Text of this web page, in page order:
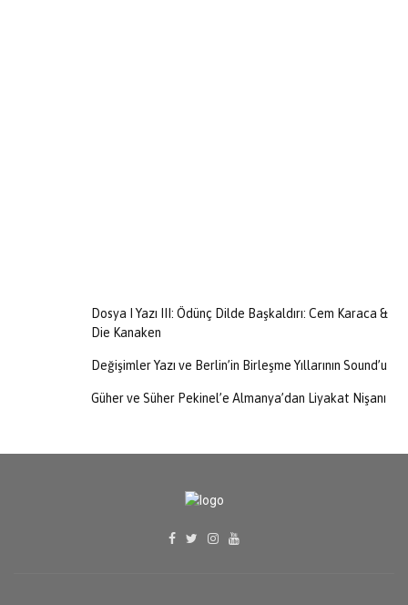
Dosya I Yazı III: Ödünç Dilde Başkaldırı: Cem Karaca &
Die Kanaken
Değişimler Yazı ve Berlin’in Birleşme Yıllarının Sound’u
Güher ve Süher Pekinel’e Almanya’dan Liyakat Nişanı